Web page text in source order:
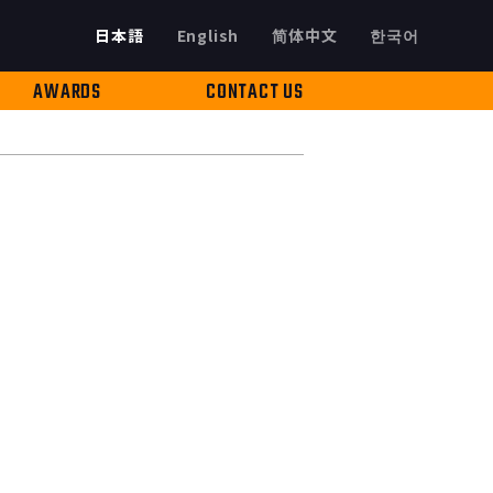
日本語 한국어
English 简体中文
AWARDS CONTACT US